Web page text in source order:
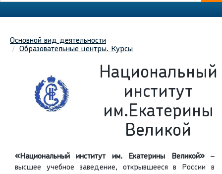
Основной вид деятельности
Образовательные центры. Курсы
Национальный
институт
им.Екатерины
Великой
«Национальный институт им. Екатерины Великой»–
высшее учебное заведение, открывшееся в России в